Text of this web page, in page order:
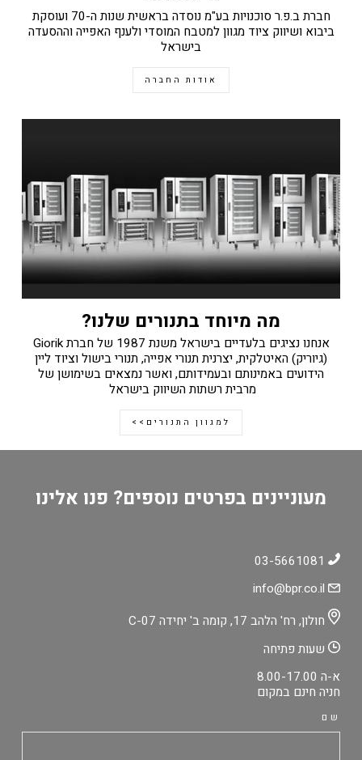
חברת ב.פ.ר סוכנויות בע"מ נוסדה בראשית שנות ה-70 ועוסקת
ביבוא ושיווק ציוד מגוון למטבח המוסדי ולענף האפייה וההסעדה
בישראל
אודות החברה
מה מיוחד בתנורים שלנו?
אנחנו נציגים בלעדיים בישראל משנת 1987 של חברת Giorik
(גיוריק) האיטלקית, יצרנית תנורי אפייה, תנורי בישול וציוד ליין
הידועים באמינותם ובעמידותם, ואשר נמצאים בשימושן של
מרבית רשתות השיווק בישראל
למגוון התנורים>>
מעוניינים בפרטים נוספים? פנו אלינו
חולון, רח' הלהב 17, קומה ב' יחידה C-07
שעות פתיחה
א-ה 8.00-17.00
חניה חינם במקום
שם